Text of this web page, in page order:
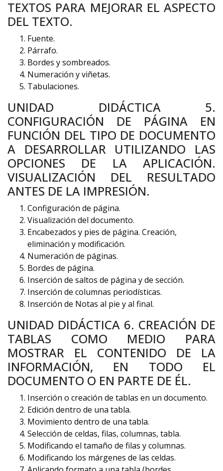
TEXTOS PARA MEJORAR EL ASPECTO
DEL TEXTO.
Fuente.
Párrafo.
Bordes y sombreados.
Numeración y viñetas.
Tabulaciones.
UNIDAD DIDÁCTICA 5.
CONFIGURACIÓN DE PÁGINA EN
FUNCIÓN DEL TIPO DE DOCUMENTO
A DESARROLLAR UTILIZANDO LAS
OPCIONES DE LA APLICACIÓN.
VISUALIZACIÓN DEL RESULTADO
ANTES DE LA IMPRESIÓN.
Configuración de página.
Visualización del documento.
Encabezados y pies de página. Creación,
eliminación y modificación.
Numeración de páginas.
Bordes de página.
Inserción de saltos de página y de sección.
Inserción de columnas periodísticas.
Inserción de Notas al pie y al final.
UNIDAD DIDÁCTICA 6. CREACIÓN DE
TABLAS COMO MEDIO PARA
MOSTRAR EL CONTENIDO DE LA
INFORMACIÓN, EN TODO EL
DOCUMENTO O EN PARTE DE ÉL.
Inserción o creación de tablas en un documento.
Edición dentro de una tabla.
Movimiento dentro de una tabla.
Selección de celdas, filas, columnas, tabla.
Modificando el tamaño de filas y columnas.
Modificando los márgenes de las celdas.